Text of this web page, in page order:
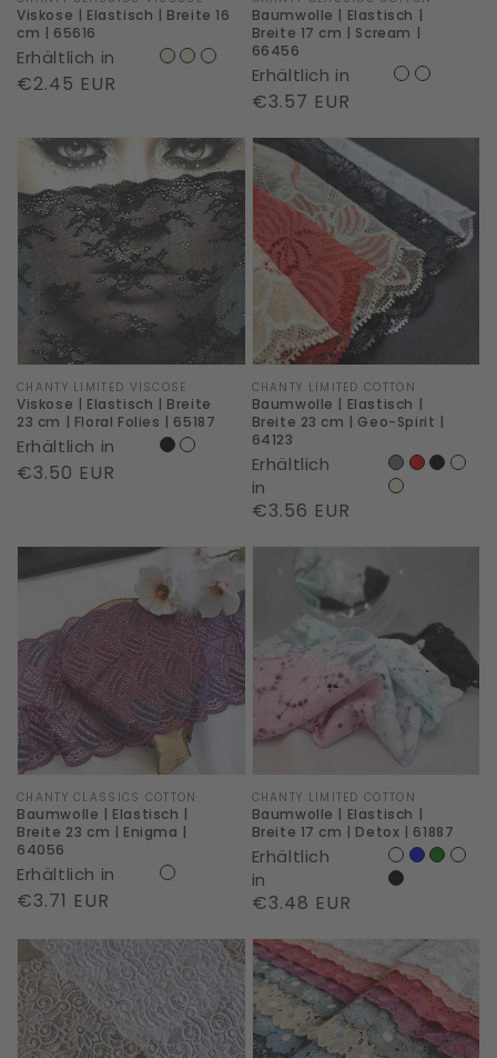
Viskose | Elastisch | Breite 16
cm | 65616
Erhältlich in
Normaler
€2.45 EUR
|
66456
Baumwolle | Elastisch |
Breite 17 cm | Scream |
66456
Erhältlich in
Normaler
€3.57 EUR
Viskose
Elastisch
|
Breite
23
cm
|
Floral
Folies
|
65187
Marke:
CHANTY LIMITED VISCOSE
Viskose | Elastisch | Breite
23 cm | Floral Folies | 65187
Erhältlich in
Normaler
€3.50 EUR
Baumwolle
|
Elastisch
|
Breite
23
cm
|
Geo-
Spirit
|
64123
Marke:
CHANTY LIMITED COTTON
Baumwolle | Elastisch |
Breite 23 cm | Geo-Spirit |
64123
Erhältlich
in
Normaler
€3.56 EUR
Baumwolle
Elastisch
|
Breite
23
cm
|
Enigma
|
64056
Marke:
CHANTY CLASSICS COTTON
Baumwolle | Elastisch |
Breite 23 cm | Enigma |
64056
Erhältlich in
Normaler
€3.71 EUR
Baumwolle
Elastisch
Breite
cm
Detox
|
61887
Marke:
CHANTY LIMITED COTTON
Baumwolle | Elastisch |
Breite 17 cm | Detox | 61887
Erhältlich
in
Normaler
€3.48 EUR
Recycelt
Polyamid
|
Elastisch
Viskose
|
Elastisch
|